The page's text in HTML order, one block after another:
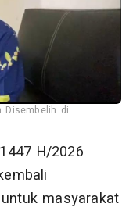
Disembelih di
H/2026
masyarakat